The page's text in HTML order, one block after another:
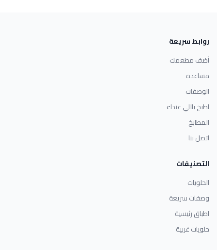
روابط سريعة
أضف مطعمك
مساعدة
الوصفات
اطبخ باللي عندك
المطابخ
اتصل بنا
التصنيفات
الحلويات
وصفات سريعة
اطباق رئيسية
حلويات غربية